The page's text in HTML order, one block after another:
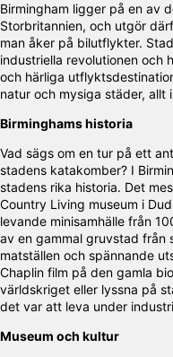
Birmingham ligger på en av
Storbritannien, och utgör
man åker på bilutflykter.
industriella revolutionen och
och härliga
natur och mysiga städer, allt
Birminghams historia
Vad sägs om en tur på ett
stadens katakomber? I
stadens rika historia. Det
Country Living museum i
levande minisamhälle från
av en gammal gruvstad från
matställen och spännande
Chaplin film på den gamla
världskriget eller lyssna på
det var att leva under
Museum och kultur